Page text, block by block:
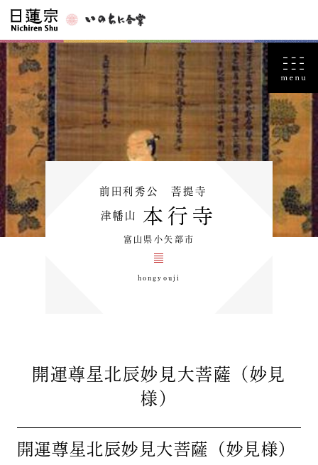
前田利秀公 菩提寺
津幡山 本行寺
富山県小矢部市
hongyouji
開運尊星北辰妙見大菩薩（妙見
様）
開運尊星北辰妙見大菩薩（妙見様）